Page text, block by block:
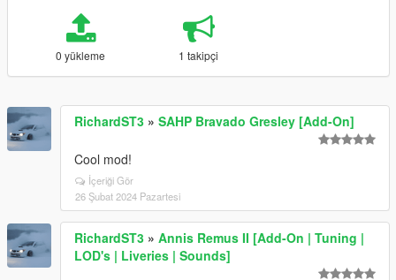
0 yükleme 1 takipçi
RichardST3 » SAHP Bravado Gresley [Add-On]
Cool mod!
İçeriği Gör
26 Şubat 2024 Pazartesi
RichardST3 » Annis Remus II [Add-On | Tuning |
LOD's | Liveries | Sounds]